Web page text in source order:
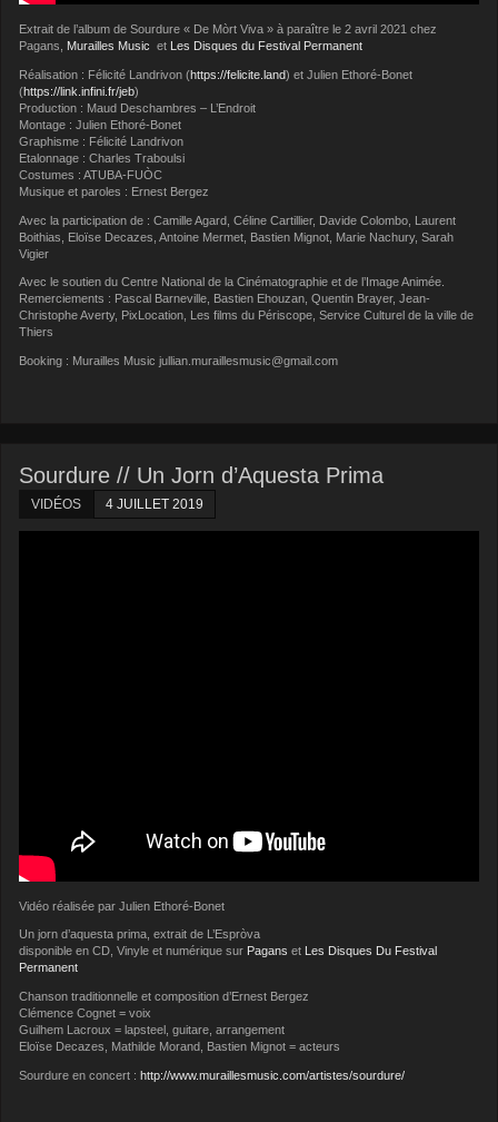
Extrait de l’album de Sourdure « De Mòrt Viva » à paraître le 2 avril 2021 chez
Pagans, Murailles Music et Les Disques du Festival Permanent
Réalisation : Félicité Landrivon (https://felicite.land) et Julien Ethoré-Bonet
(https://link.infini.fr/jeb)
Production : Maud Deschambres – L’Endroit
Montage : Julien Ethoré-Bonet
Graphisme : Félicité Landrivon
Etalonnage : Charles Traboulsi
Costumes : ATUBA-FUÒC
Musique et paroles : Ernest Bergez
Avec la participation de : Camille Agard, Céline Cartillier, Davide Colombo, Laurent
Boithias, Eloïse Decazes, Antoine Mermet, Bastien Mignot, Marie Nachury, Sarah
Vigier
Avec le soutien du Centre National de la Cinématographie et de l’Image Animée.
Remerciements : Pascal Barneville, Bastien Ehouzan, Quentin Brayer, Jean-
Christophe Averty, PixLocation, Les films du Périscope, Service Culturel de la ville de
Thiers
Booking : Murailles Music jullian.muraillesmusic@gmail.com
Sourdure // Un Jorn d’Aquesta Prima
VIDÉOS 4 JUILLET 2019
Vidéo réalisée par Julien Ethoré-Bonet
Un jorn d’aquesta prima, extrait de L’Espròva
disponible en CD, Vinyle et numérique sur Pagans et
Les Disques Du Festival
Permanent
Chanson traditionnelle et composition d’Ernest Bergez
Clémence Cognet = voix
Guilhem Lacroux = lapsteel, guitare, arrangement
Eloïse Decazes, Mathilde Morand, Bastien Mignot = acteurs
Sourdure en concert :http://www.muraillesmusic.com/artistes/sourdure/